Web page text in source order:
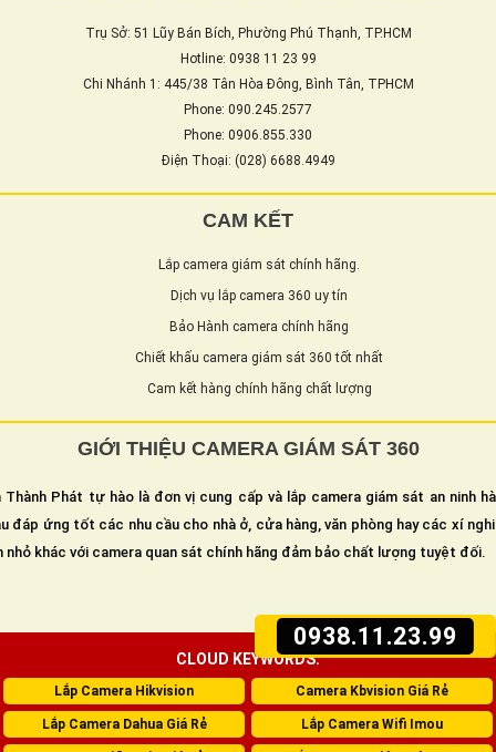
0938.11.23.99
Trụ Sở: 51 Lũy Bán Bích, Phường Phú Thạnh, TP.HCM
Hotline: 0938 11 23 99
Chi Nhánh 1: 445/38 Tân Hòa Đông, Bình Tân, TPHCM
Phone: 090.245.2577
Phone: 0906.855.330
Điện Thoại: (028) 6688.4949
CAM KẾT
Lắp camera giám sát chính hãng.
Dịch vụ lắp camera 360 uy tín
Bảo Hành camera chính hãng
Chiết khấu camera giám sát 360 tốt nhất
Cam kết hàng chính hãng chất lượng
GIỚI THIỆU CAMERA GIÁM SÁT 360
Thành Phát tự hào là đơn vị cung cấp và lắp camera giám sát an ninh
đáp ứng tốt các nhu cầu cho nhà ở, cửa hàng, văn phòng hay các xí
nhỏ khác với camera quan sát chính hãng đảm bảo chất lượng tuyệt đối.
CLOUD KEYWORDS:
Lắp Camera Hikvision Camera Kbvision Giá Rẻ
Lắp Camera Dahua Giá Rẻ Lắp Camera Wifi Imou